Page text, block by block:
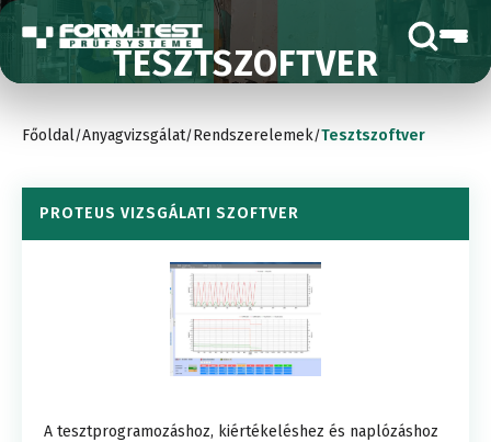
TESZTSZOFTVER
Főoldal/Anyagvizsgálat/Rendszerelemek/Tesztszoftver
PROTEUS VIZSGÁLATI SZOFTVER
A tesztprogramozáshoz, kiértékeléshez és naplózáshoz